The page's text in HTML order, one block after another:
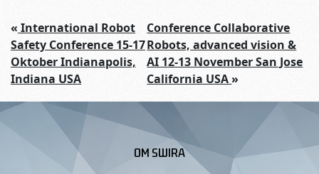
« International Robot
Safety Conference 15-17
Oktober Indianapolis,
Indiana USA
Conference Collaborative
Robots, advanced vision &
AI 12-13 November San Jose
California USA»
OM SWIRA